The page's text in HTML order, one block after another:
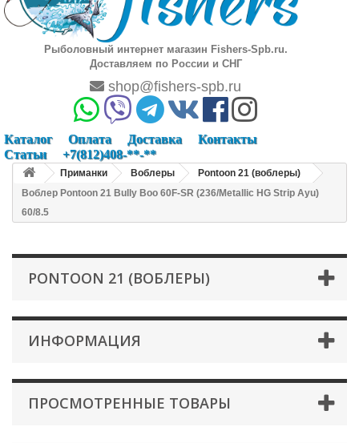
Рыболовный интернет магазин Fishers-Spb.ru.
Доставляем по России и СНГ
shop@fishers-spb.ru
Каталог Оплата Доставка
Контакты
Статьи
+7(812)408-**-**
Приманки Воблеры
Pontoon 21 (воблеры)
Воблер Pontoon 21 Bully Boo 60F-SR (236/Metallic HG Strip Ayu)
60/8.5
PONTOON 21 (ВОБЛЕРЫ)
ИНФОРМАЦИЯ
ПРОСМОТРЕННЫЕ ТОВАРЫ